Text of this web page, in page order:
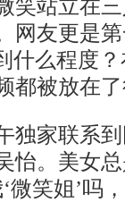
笑站立在
网友更是
什么程度
都被放在
家联系到
怡。美女
微笑姐’吗